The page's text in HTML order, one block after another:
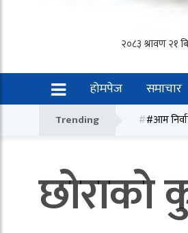
होमपेज समाचार
Trending #आम
छोराको